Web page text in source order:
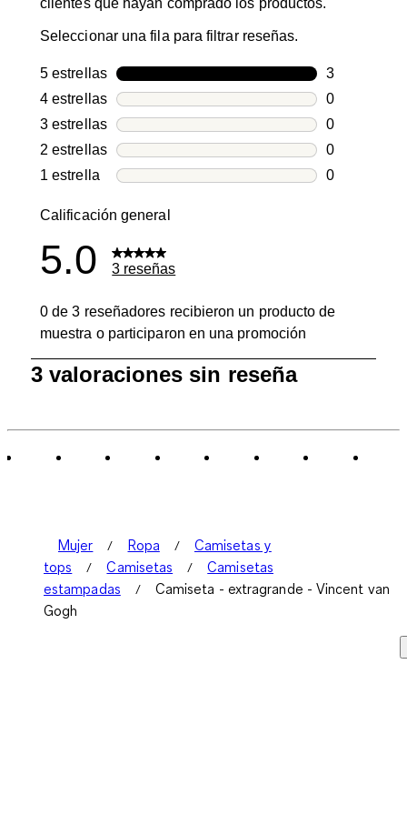
clientes que hayan comprado los productos.
Seleccionar una fila para filtrar reseñas.
5 estrellasestrellas
3
3 reseñas
4 estrellasestrellas
0
0 reseñas
3 estrellasestrellas
0
0 reseñas
2 estrellasestrellas
0
0 reseñas
1 estrellaestrellas
0
Calificación general
5.0 3 reseñas
0 de 3 reseñadores recibieron un producto de
muestra o participaron en una promoción
de
3 valoraciones sin reseña
Mujer Ropa
Camisetas y
tops
Camisetas
Camisetas
estampadas
Camiseta - extragrande - Vincent van
Gogh